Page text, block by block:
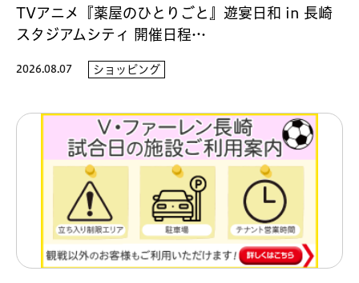
TVアニメ『薬屋のひとりごと』遊宴日和 in 長崎
スタジアムシティ 開催日程…
2026.08.07 ショッピング